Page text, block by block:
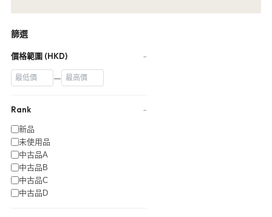
篩選
價格範圍 (HKD) −
—
Rank −
新品
未使用品
中古品A
中古品B
中古品C
中古品D